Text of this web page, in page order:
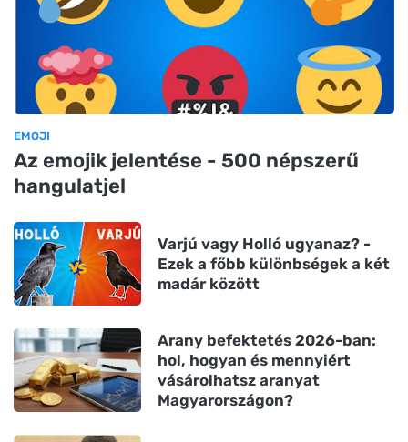
EMOJI
Az emojik jelentése - 500 népszerű
hangulatjel
Varjú vagy Holló ugyanaz? -
Ezek a főbb különbségek a két
madár között
Arany befektetés 2026-ban:
hol, hogyan és mennyiért
vásárolhatsz aranyat
Magyarországon?